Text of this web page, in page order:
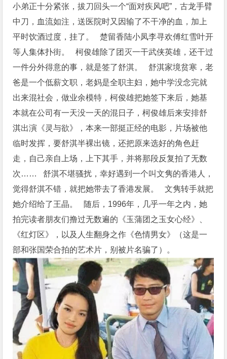
小弟正十分紧张，拔刀回头一个“面对疾风吧”，古龙手臂
中刀，血流如注，送医院时又因输了不干净的血，加上
平时饮酒过度，挂了。 楚留香陆小凤李寻欢傅红雪叶开
等人集体扑街。 柯俊雄除了团灭一干武侠英雄，还干过
一件分外得意的事，就是签了舒淇。 舒淇家境贫寒，老
爸是一个低薪文职，老妈是全职主妇，她中学没念完就
出来混社会，做业余模特，柯俊雄把她签下来后，她基
本就在公司有一天没一天的混日子，柯俊雄后来安排舒
淇出演《灵与欲》，本来一部挺正经的电影，片场被他
临时发挥，要舒淇半裸出镜，还把原来选好的角色赶
走，自己亲自上场，上下其手，并将那段反复拍了无数
次…… 舒淇不堪骚扰，幸好遇到一个叫文隽的香港人，
觉得舒淇不错，就把她带去了香港发展。 文隽转手就把
她介绍给了王晶。 随后，1996年，几乎一年之内，她
拍完读者朋友们撸过无数遍的《玉蒲团之玉女心经》、
《红灯区》，以及人生翻身之作《色情男女》（这是一
部和张国荣合拍的艺术片，别被片名骗了）。